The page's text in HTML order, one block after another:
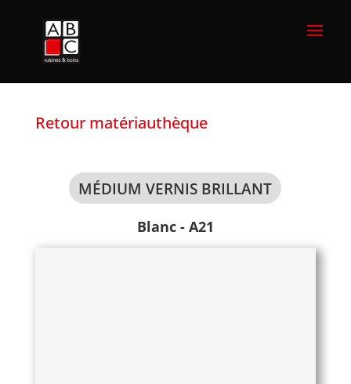
Retour matériauthèque
MÉDIUM VERNIS BRILLANT
Blanc - A21